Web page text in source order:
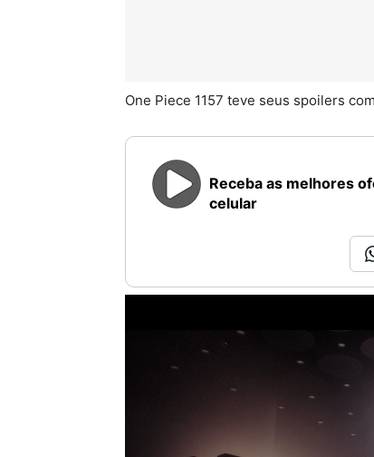
One Piece 1157 teve seus spoilers
Receba as melhores
celular